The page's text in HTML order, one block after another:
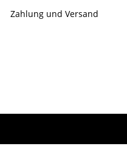
Zahlung und Versand